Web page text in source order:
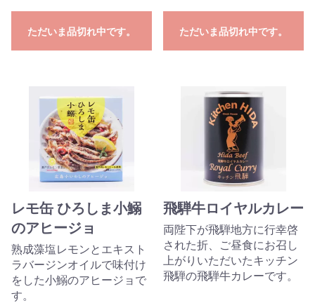
ただいま品切れ中です。 ただいま品切れ中です。
レモ缶 ひろしま小鰯
のアヒージョ
熟成藻塩レモンとエキスト
ラバージンオイルで味付け
をした小鰯のアヒージョで
す。
飛騨牛ロイヤルカレー
両陛下が飛騨地方に行幸啓
された折、ご昼食にお召し
上がりいただいたキッチン
飛騨の飛騨牛カレーです。